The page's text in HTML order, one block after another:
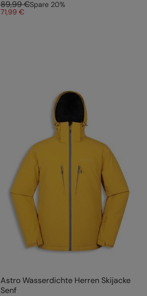
89,99 €Spare 20%
71,99 €
Astro Wasserdichte Herren Skijacke
Senf